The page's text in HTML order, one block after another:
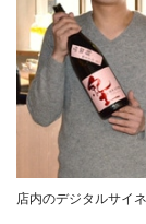
店内のデジタルサイ